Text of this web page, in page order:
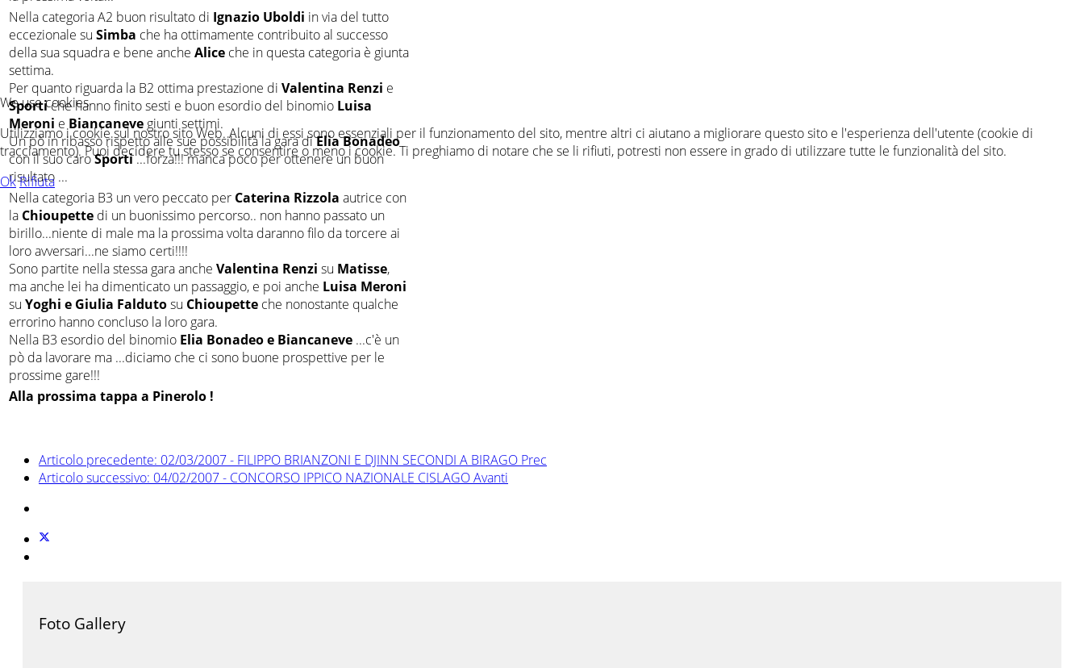
Nella categoria A2 buon risultato di Ignazio Uboldi in via del tutto
eccezionale su Simba che ha ottimamente contribuito al successo
della sua squadra e bene anche Alice che in questa categoria è giunta
settima.
Per quanto riguarda la B2 ottima prestazione di Valentina Renzi e
Sportiche hanno finito sesti e buon esordio del binomio Luisa
Meroni e Biancaneve giunti settimi.
Un pò in ribasso rispetto alle sue possibilità la gara diElia Bonadeo
con il suo caroSporti...forza!!! manca poco per ottenere un buon
risultato ...
Nella categoria B3 un vero peccato per Caterina Rizzola autrice con
la Chioupette di un buonissimo percorso.. non hanno passato un
birillo...niente di male ma la prossima volta daranno filo da torcere ai
loro avversari...ne siamo certi!!!!
Sono partite nella stessa gara anche Valentina Renzi su Matisse,
ma anche lei ha dimenticato un passaggio, e poi anche Luisa Meroni
su Yoghi e Giulia Faldutosu Chioupette che nonostante qualche
errorino hanno concluso la loro gara.
Nella B3 esordio del binomio Elia Bonadeo e Biancaneve ...c'è un
pò da lavorare ma ...diciamo che ci sono buone prospettive per le
prossime gare!!!
Alla prossima tappa a Pinerolo !
Articolo precedente: 02/03/2007 - FILIPPO BRIANZONI E DJINN SECONDI A BIRAGO Prec
Articolo successivo: 04/02/2007 - CONCORSO IPPICO NAZIONALE CISLAGOAvanti
Foto Gallery
We use cookies
Utilizziamo i cookie sul nostro sito Web. Alcuni di essi sono essenziali per il funzionamento del sito, mentre altri ci aiutano a migliorare questo sito e l'esperienza dell'utente (cookie di
tracciamento). Puoi decidere tu stesso se consentire o meno i cookie. Ti preghiamo di notare che se li rifiuti, potresti non essere in grado di utilizzare tutte le funzionalità del sito.
OkRifiuta